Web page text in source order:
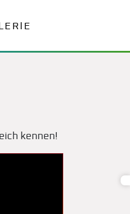
kennen!